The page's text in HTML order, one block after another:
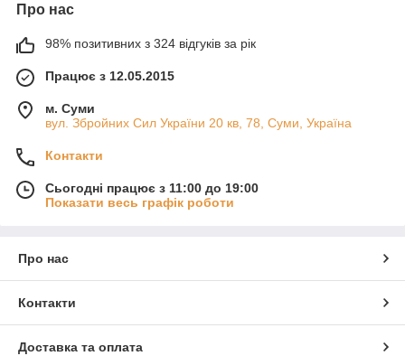
Про нас
98% позитивних з 324 відгуків за рік
Працює з 12.05.2015
м. Суми
вул. Збройних Сил України 20 кв, 78, Суми, Україна
Контакти
Сьогодні працює з 11:00 до 19:00
Показати весь графік роботи
Про нас
Контакти
Доставка та оплата